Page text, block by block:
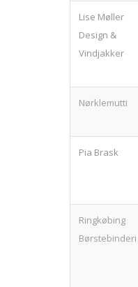
Lise Møller
Design &
Vindjakker
Nørklemutti
Pia Brask
Ringkøbing
Børstebinderi